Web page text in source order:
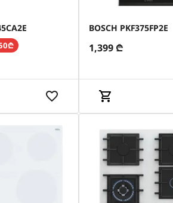
BOSCH PKF375FP2E
1,399 ₾